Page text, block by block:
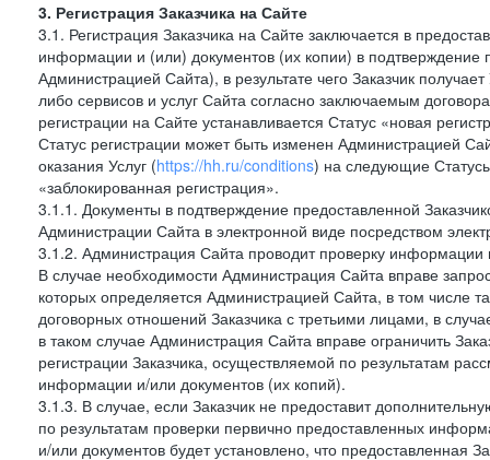
3. Регистрация Заказчика на Сайте
3.1. Регистрация Заказчика на Сайте заключается в
информации и (или) документов (их копии) в
Администрацией Сайта), в результате чего Заказчик
либо сервисов и услуг Сайта согласно заключаемым
регистрации на Сайте устанавливается Статус «новая
Статус регистрации может быть изменен Администрацией
оказания Услуг (https://hh.ru/conditions) на следующие
«заблокированная регистрация».
3.1.1. Документы в подтверждение предоставленной
Администрации Сайта в электронной виде посредством
3.1.2. Администрация Сайта проводит проверку информации
В случае необходимости Администрация Сайта вправе
которых определяется Администрацией Сайта, в том числе
договорных отношений Заказчика с третьими лицами, в
в таком случае Администрация Сайта вправе ограничить
регистрации Заказчика, осуществляемой по результатам
информации и/или документов (их копий).
3.1.3. В случае, если Заказчик не предоставит
по результатам проверки первично предоставленных
и/или документов будет установлено, что предоставленная